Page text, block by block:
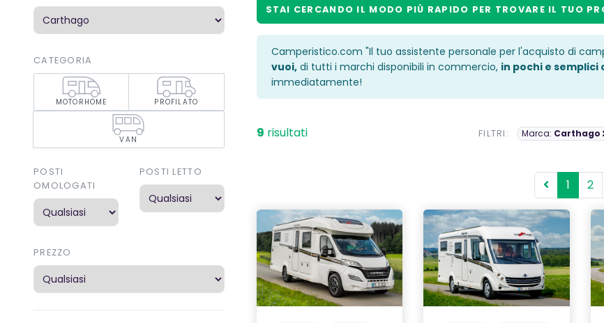
CATEGORIA
MOTORHOME PROFILATO
VAN
POSTI
OMOLOGATI
POSTI LETTO
PREZZO
STAI CERCANDO IL MODO PIÙ RAPIDO PER TROVARE IL TUO
Camperistico.com "Il tuo assistente personale per l'acquisto di
vuoi,di tutti i marchi disponibili in commercio, in pochi e semplici
immediatamente!
9 risultati FILTRI: Marca: Carthago
1 2